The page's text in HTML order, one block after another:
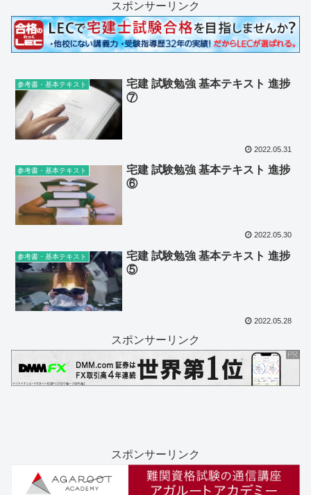
スポンサーリンク
参考書・基本テキスト
宅建 試験勉強 基本テキスト 進捗
⑦
2022.05.31
参考書・基本テキスト
宅建 試験勉強 基本テキスト 進捗
⑥
2022.05.30
参考書・基本テキスト
宅建 試験勉強 基本テキスト 進捗
⑤
2022.05.28
スポンサーリンク
スポンサーリンク